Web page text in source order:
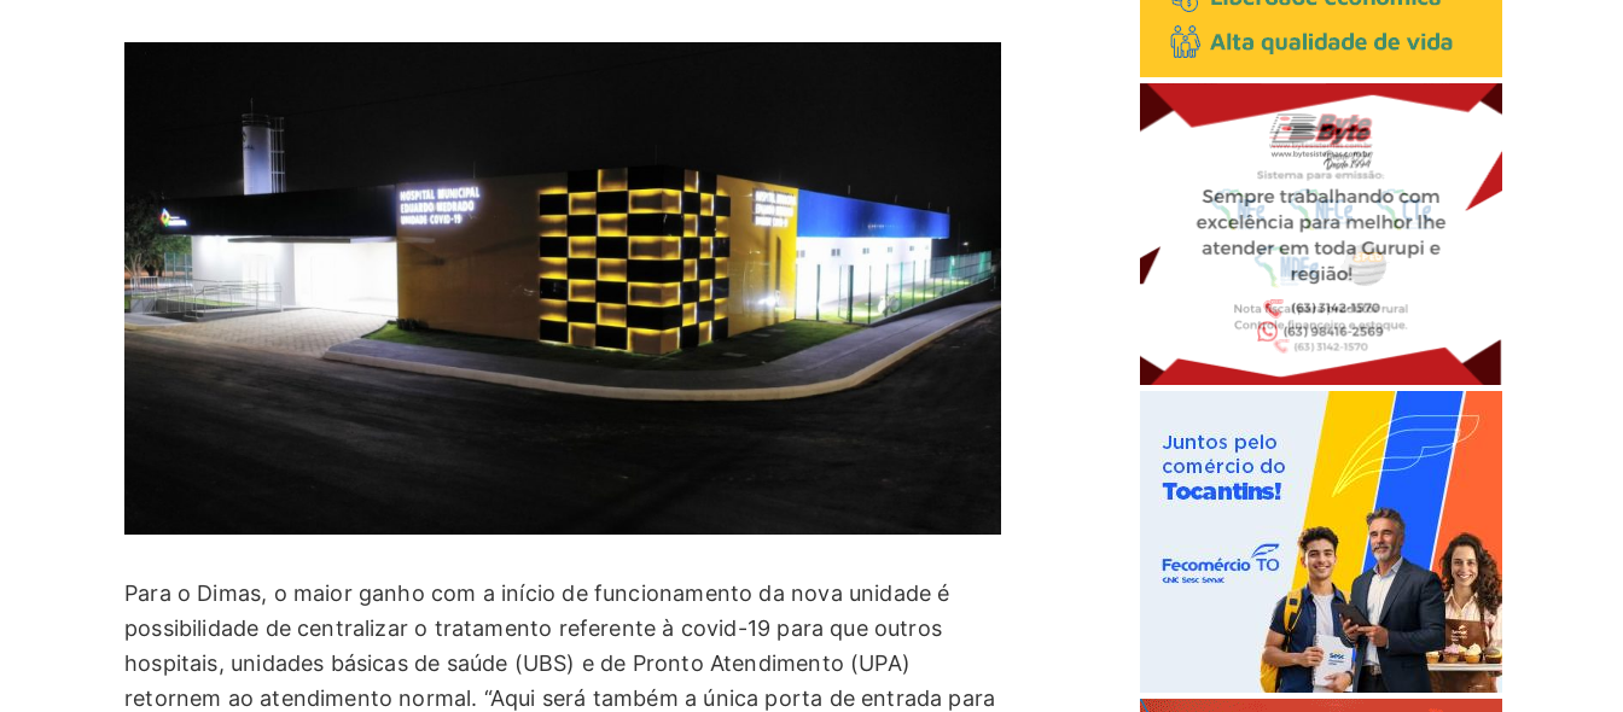
Para o Dimas, o maior ganho com a início de funcionamento da nova unidade é
possibilidade de centralizar o tratamento referente à covid-19 para que outros
hospitais, unidades básicas de saúde (UBS) e de Pronto Atendimento (UPA)
retornem ao atendimento normal. “Aqui será também a única porta de entrada para